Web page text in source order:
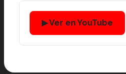
▶ Ver en YouTube